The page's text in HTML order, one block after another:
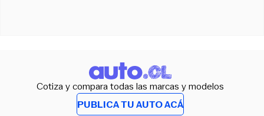
Cotiza y compara todas las marcas y modelos
PUBLICA TU AUTO ACÁ